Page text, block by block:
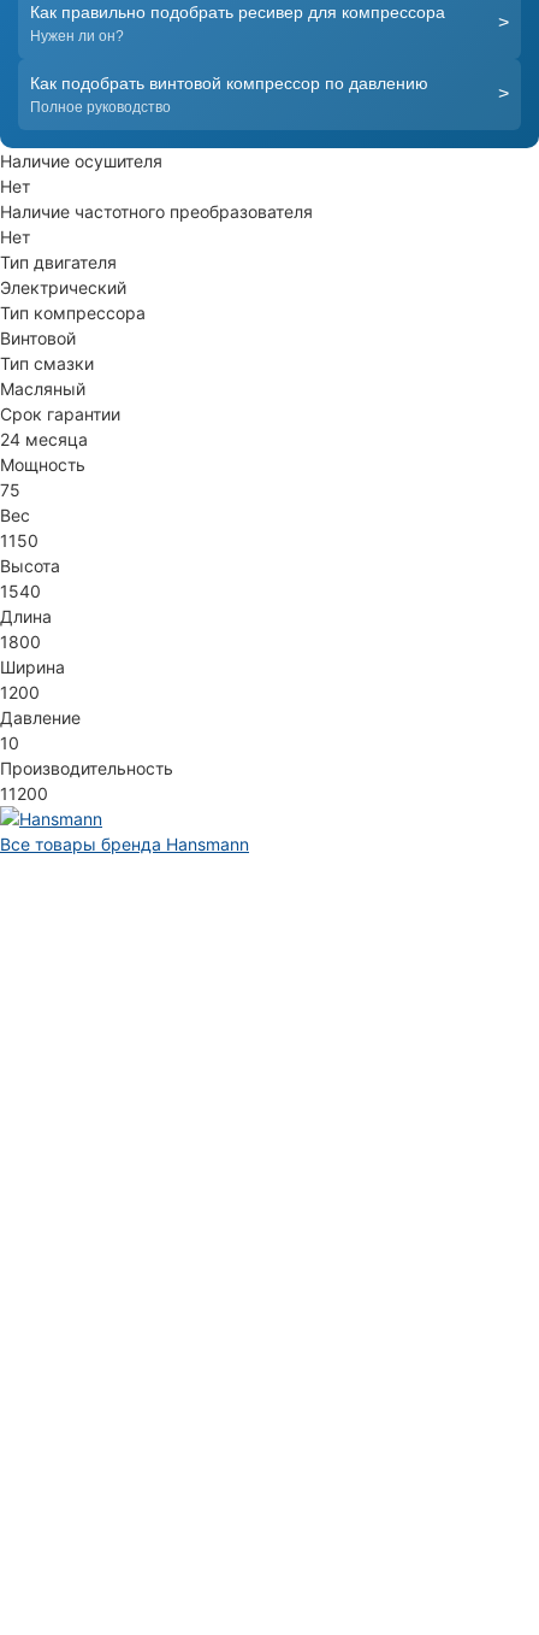
Как правильно подобрать ресивер для компрессора
Нужен ли он?
>
Как подобрать винтовой компрессор по давлению
Полное руководство
>
Наличие осушителя
Нет
Наличие частотного преобразователя
Нет
Тип двигателя
Электрический
Тип компрессора
Винтовой
Тип смазки
Масляный
Срок гарантии
24 месяца
Мощность
75
Вес
1150
Высота
1540
Длина
1800
Ширина
1200
Давление
10
Производительность
11200
Все товары бренда Hansmann